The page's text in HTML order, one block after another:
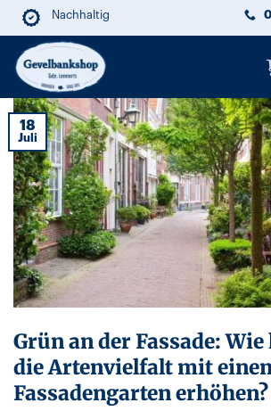
Zum
springen
Diebstahlsicherung
Nachhaltig
Lange Lebensdauer
18
Juli
Grün an der Fassade:
die Artenvielfalt mit
Fassadengarten erhöhen?